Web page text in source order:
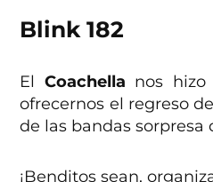
Blink 182
El Coachella nos
ofrecernos el regreso de
de las bandas sorpresa
¡Benditos sean,